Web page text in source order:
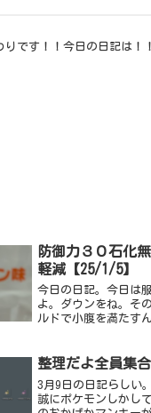
りです！！今日の日記は！
防御力３０石化
軽減【25/1/5】
今日の日記。今日は
よ。ダウンをね。そ
ルドで小腹を満たす
うまくなかった。甘
整理だよ全員集
3月9日の日記らしい
誠にポケモンしかし